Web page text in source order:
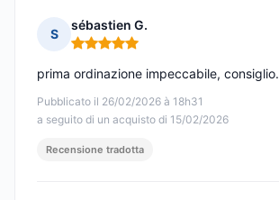
S
sébastien G.
Nota: 5 su 5
Pubblicato il 26/02/2026 à 18h31
a seguito di un acquisto di 15/02/2026
prima ordinazione impeccabile, consiglio.
Recensione tradotta